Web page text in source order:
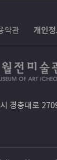
약관 개인
경충대로